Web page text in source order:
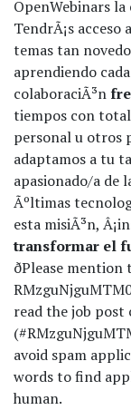
OpenWebinars
TendrÃ¡s
temas tan
aprendiendo
colaboraciÃ³n
tiempos con
personal u otros
adaptamos a tu
apasionado/a de
Ãºltimas
esta misiÃ³n,
transformar el
ðPlease mention
read the job
avoid spam
words to find
human.